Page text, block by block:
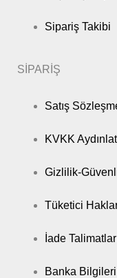
Sipariş Takibi
SİPARİŞ
Satış
KVKK
Gizlilik-
Tüketici
İade
Banka Bilgileri